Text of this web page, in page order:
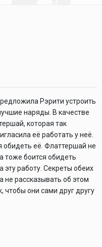
Рэрити устроить
наряды. В качестве
которая так
её работать у неё.
обидеть её. Флаттершай не
тоже боится обидеть
эту работу. Секреты обеих
не рассказывать об этом
чтобы они сами друг другу